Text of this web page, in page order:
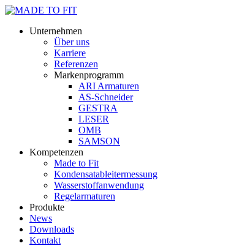
Unternehmen
Über uns
Karriere
Referenzen
Markenprogramm
ARI Armaturen
AS-Schneider
GESTRA
LESER
OMB
SAMSON
Kompetenzen
Made to Fit
Kondensat­ableiter­messung
Wasserstoff­anwendung
Regel­arma­turen
Produkte
News
Downloads
Kontakt